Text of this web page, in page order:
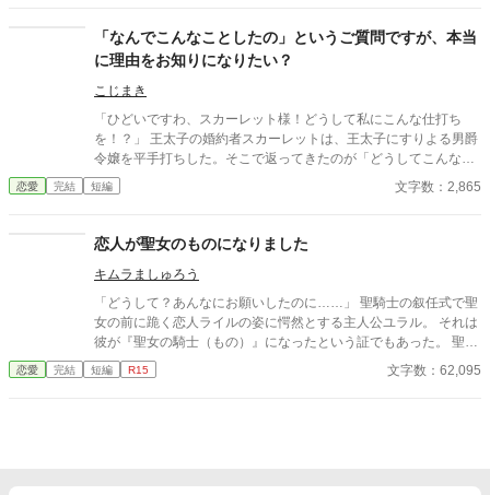
だった。 しかしある日、彼が私に近づいた理由を知ってしまう。
それは、副団長に関する情報を得るため――ただ利用されていた
だけだった。 裏切りに打ちのめされた私の前に立ったのは、いつ
も優しかった副団長。 そして騎士団で開かれた“公開の場”で、す
べての真実が暴かれる。 これは、利用された平民の少女と、彼女
を守る副団長による断罪の物語
「なんでこんなことしたの」というご質問ですが、本当
に理由をお知りになりたい？
こじまき
「ひどいですわ、スカーレット様！どうして私にこんな仕打ち
を！？」 王太子の婚約者スカーレットは、王太子にすりよる男爵
令嬢を平手打ちした。そこで返ってきたのが「どうしてこんなこ
とを」という質問である。 わからないなら、丁寧にご説明して差
し上げるわ。でも、本当に大丈夫かしら。 ――全部説明された
恋愛 完結 短編 文字数：2,865
恋人が聖女のものになりました
キムラましゅろう
「どうして？あんなにお願いしたのに……」 聖騎士の叙任式で聖
女の前に跪く恋人ライルの姿に愕然とする主人公ユラル。 それは
彼が『聖女の騎士（もの）』になったという証でもあった。 聖女
が持つその神聖力によって、徐々に聖女の虜となってゆくように
定められた聖騎士たち。 多くの聖騎士達の妻が、恋人が、婚約者
恋愛 完結 短編 R15 文字数：62,095